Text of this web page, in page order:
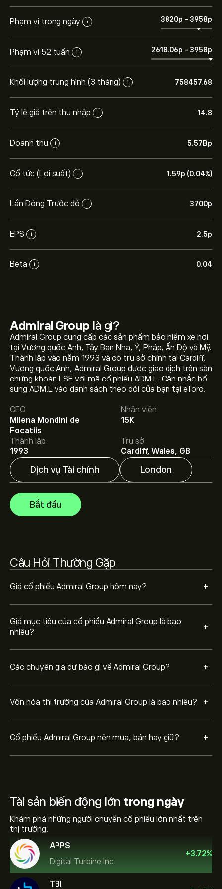
Phạm vi trong ngày i 3820‎p‎ - 3958‎p‎
Phạm vi 52 tuần i 2618.06‎p‎ - 3958‎p‎
Khối lượng trung hình (3 tháng) i 758457.68
Tỷ lệ giá trên thu nhập i 14.8
Doanh thu i 5.57B‎p‎
Cổ tức (Lợi suất) i 1.59‎p‎ (0.04%)
Lần Đóng Trước đó i 3700‎p‎
EPS i 2.5‎p‎
Beta i 0.04
Admiral Group là gì?
Admiral Group cung cấp các sản phẩm bảo hiểm xe hơi
tại Vương quốc Anh, Tây Ban Nha, Ý, Pháp, Ấn Độ và Mỹ.
Thành lập vào năm 1993 và có trụ sở chính tại Cardiff,
Vương quốc Anh, Admiral Group được giao dịch trên sàn
chứng khoán LSE với mã cổ phiếu ADM.L. Cân nhắc bổ
sung ADM.L vào danh sách theo dõi của bạn tại eToro.
CEO
Milena Mondini de
Focatiis
Nhân viên
15K
Thành lập
1993
Trụ sở
Cardiff, Wales, GB
Dịch vụ Tài chính London
Bắt đầu
Câu Hỏi Thường Gặp
Giá cổ phiếu Admiral Group hôm nay? +
Giá ADM.L hôm nay là 3,922.00‎p‎.
Giá mục tiêu của cổ phiểu Admiral Group là bao
nhiêu?
+
Giá mục tiêu trung bình của Admiral Group là
3,922.00‎p‎.
của chuyên gia và giá mục tiêu.
Các chuyên gia dự báo gì về Admiral Group? +
Các chuyên gia dự báo giá Admiral Group dựa trên xu
hướng thị trường, báo cáo tài chính và dự kiến tăng
trưởng. Hãy kiểm tra dự báo mới nhất về giá tương lai.
Vốn hóa thị trường của Admiral Group là bao nhiêu? +
Cổ phiếu Admiral Group nên mua, bán hay giữ? +
Tài sản biến động lớn trong ngày
Khám phá những người chuyển cổ phiếu lớn nhất trên
thị trường.
APPS
Digital Turbine Inc
+3.72%
TBI